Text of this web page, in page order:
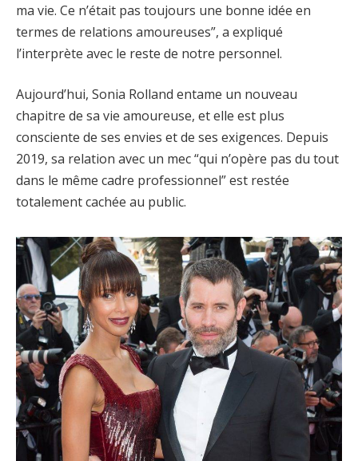
ma vie. Ce n’était pas toujours une bonne idée en
termes de relations amoureuses”, a expliqué
l’interprète avec le reste de notre personnel.
Aujourd’hui, Sonia Rolland entame un nouveau
chapitre de sa vie amoureuse, et elle est plus
consciente de ses envies et de ses exigences. Depuis
2019, sa relation avec un mec “qui n’opère pas du tout
dans le même cadre professionnel” est restée
totalement cachée au public.